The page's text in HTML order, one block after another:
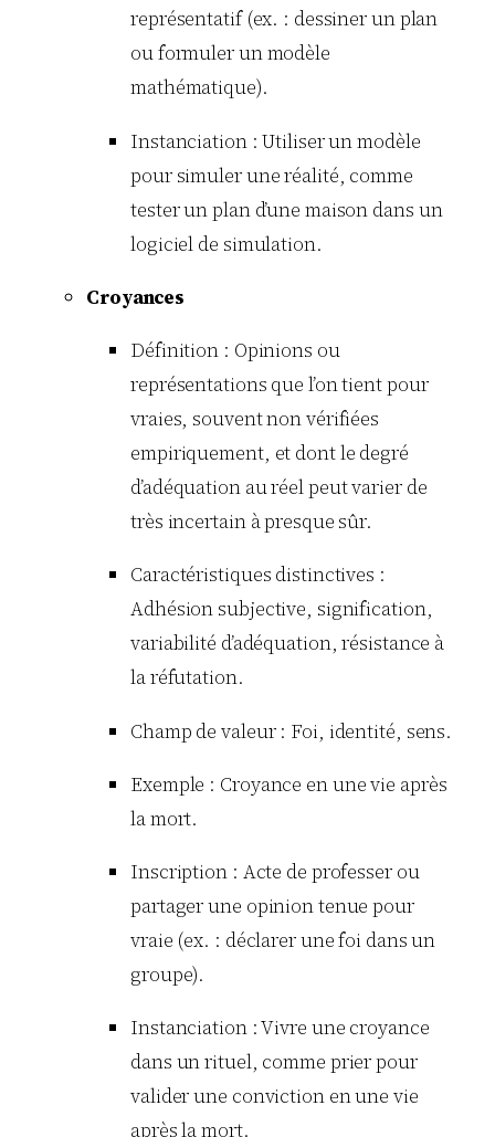
représentatif (ex. : dessiner un plan
ou formuler un modèle
mathématique).
Instanciation : Utiliser un modèle
pour simuler une réalité, comme
tester un plan d’une maison dans un
logiciel de simulation.
Croyances
Définition : Opinions ou
représentations que l’on tient pour
vraies, souvent non vérifiées
empiriquement, et dont le degré
d’adéquation au réel peut varier de
très incertain à presque sûr.
Caractéristiques distinctives :
Adhésion subjective, signification,
variabilité d’adéquation, résistance à
la réfutation.
Champ de valeur : Foi, identité, sens.
Exemple : Croyance en une vie après
la mort.
Inscription : Acte de professer ou
partager une opinion tenue pour
vraie (ex. : déclarer une foi dans un
groupe).
Instanciation : Vivre une croyance
dans un rituel, comme prier pour
valider une conviction en une vie
après la mort.